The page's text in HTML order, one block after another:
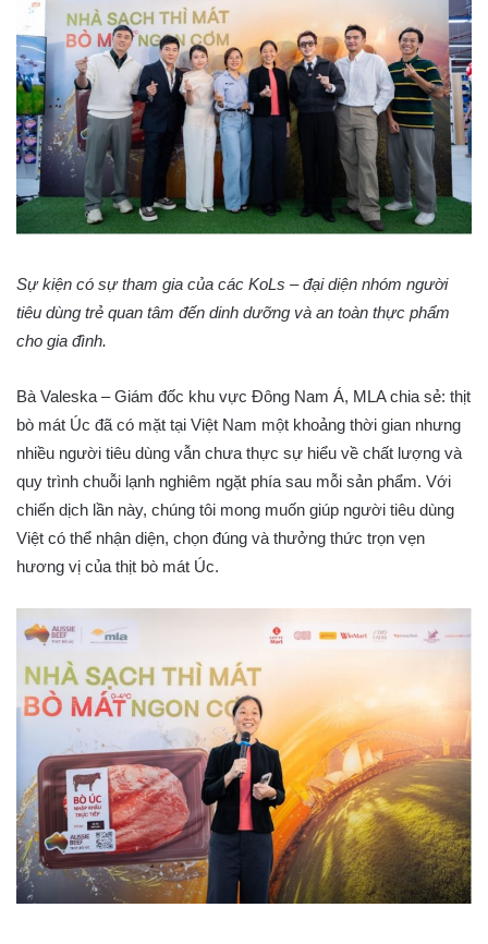
Sự kiện có sự tham gia của các KoLs – đại diện nhóm người
tiêu dùng trẻ quan tâm đến dinh dưỡng và an toàn thực phẩm
cho gia đình.
Bà Valeska – Giám đốc khu vực Đông Nam Á, MLA chia sẻ: thịt
bò mát Úc đã có mặt tại Việt Nam một khoảng thời gian nhưng
nhiều người tiêu dùng vẫn chưa thực sự hiểu về chất lượng và
quy trình chuỗi lạnh nghiêm ngặt phía sau mỗi sản phẩm. Với
chiến dịch lần này, chúng tôi mong muốn giúp người tiêu dùng
Việt có thể nhận diện, chọn đúng và thưởng thức trọn vẹn
hương vị của thịt bò mát Úc.